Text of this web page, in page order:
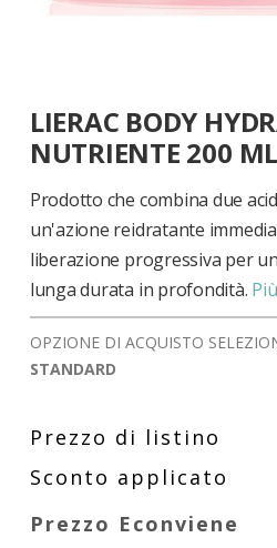
all'inizio
della
galleria
di
immagini
LIERAC BODY
NUTRIENTE 200 ML
Prodotto che combina due
un'azione reidratante
liberazione progressiva per
lunga durata in profondità.
OPZIONE DI ACQUISTO
STANDARD